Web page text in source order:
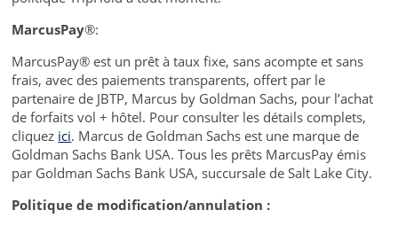
MarcusPay®:
MarcusPay® est un prêt à taux fixe, sans acompte et sans
frais, avec des paiements transparents, offert par le
partenaire de JBTP, Marcus by Goldman Sachs, pour l’achat
de forfaits vol + hôtel. Pour consulter les détails complets,
cliquez ici. Marcus de Goldman Sachs est une marque de
Goldman Sachs Bank USA. Tous les prêts MarcusPay émis
par Goldman Sachs Bank USA, succursale de Salt Lake City.
Politique de modification/annulation :